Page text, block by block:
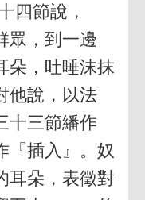
四節說，
眾，到一邊
朵，吐唾沫抹
他說，以法
十三節繙作
『插入』。奴
耳朵，表徵對